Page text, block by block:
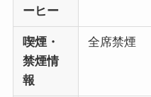
ーヒー
喫煙・
禁煙情
報
全席禁煙